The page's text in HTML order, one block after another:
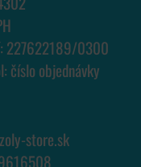
227622189/0300
číslo objednávky
store.sk